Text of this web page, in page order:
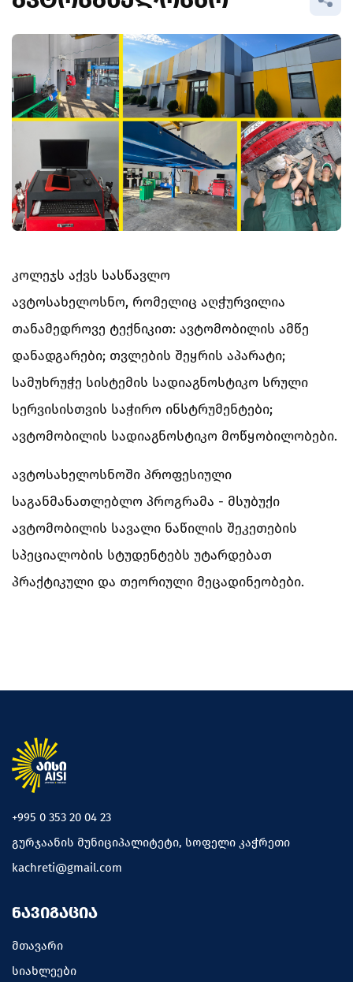
ᲡᲐᲛᲠᲔᲬᲕᲔᲚᲝ ᲘᲜᲝᲕᲐᲪᲘᲔᲑᲘᲡ
ᲚᲐᲑᲝᲠᲐᲢᲝᲠᲘᲐ
ᲮᲔᲚᲝᲕᲜᲔᲑᲘᲡ ᲡᲐᲮᲚᲘ
ᲕᲐᲙᲐᲜᲡᲘᲐ
ᲙᲝᲜᲢᲐᲥᲢᲘ
კოლეჯს აქვს სასწავლო
ავტოსახელოსნო, რომელიც აღჭურვილია
თანამედროვე ტექნიკით: ავტომობილის ამწე
დანადგარები; თვლების შეყრის აპარატი;
სამუხრუჭე სისტემის სადიაგნოსტიკო სრული
სერვისისთვის საჭირო ინსტრუმენტები;
ავტომობილის სადიაგნოსტიკო მოწყობილობები.
ავტოსახელოსნოში პროფესიული
საგანმანათლებლო პროგრამა - მსუბუქი
ავტომობილის სავალი ნაწილის შეკეთების
სპეციალობის სტუდენტებს უტარდებათ
პრაქტიკული და თეორიული მეცადინეობები.
+995 0 353 20 04 23
გურჯაანის მუნიციპალიტეტი, სოფელი კაჭრეთი
kachreti@gmail.com
ᲜᲐᲕᲘᲒᲐᲪᲘᲐ
მთავარი
სიახლეები